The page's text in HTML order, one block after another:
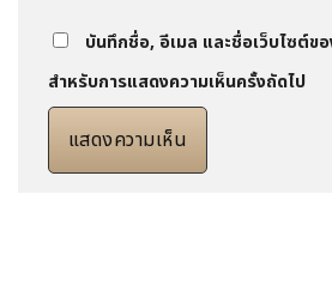
บันทึกชื่อ, อีเมล และชื่อเว็บไซต์ข
สำหรับการแสดงความเห็นครั้งถัดไป